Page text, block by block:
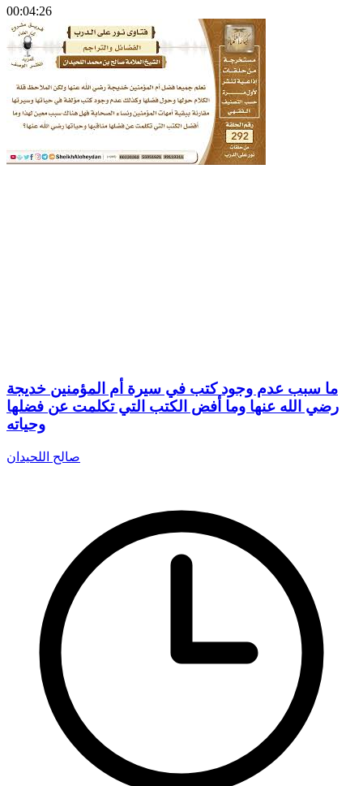
00:04:26
ما سبب عدم وجود كتب في سيرة أم المؤمنين خديجة
رضي الله عنها وما أفض الكتب التي تكلمت عن فضلها
وحياته
صالح اللحيدان